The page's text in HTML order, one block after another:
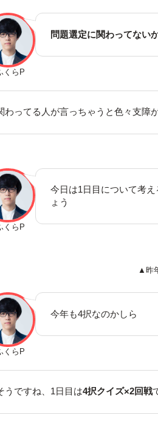
くらP
問題選定に関わってない
わってる人が言っちゃうと色々支障
くらP
今日は1日目について考
ょう
▲昨
くらP
今年も4択なのかしら
うですね、1日目は4択クイズ×2回戦